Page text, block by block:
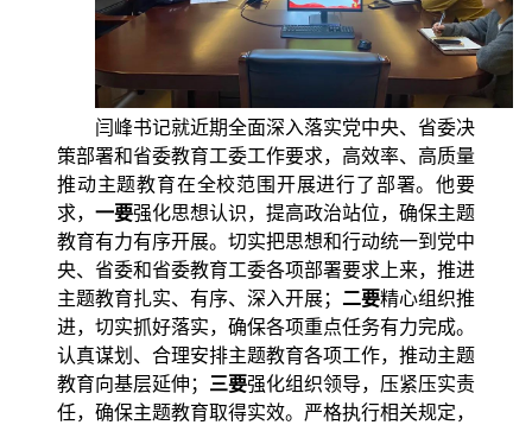
闫峰书记就近期全面深入落实党中央、省委决
策部署和省委教育工委工作要求，高效率、高质量
推动主题教育在全校范围开展进行了部署。他要
求， 一要强化思想认识，提高政治站位，确保主题
教育有力有序开展。切实把思想和行动统一到党中
央、省委和省委教育工委各项部署要求上来，推进
主题教育扎实、有序、深入开展； 二要精心组织推
进，切实抓好落实，确保各项重点任务有力完成。
认真谋划、合理安排主题教育各项工作，推动主题
教育向基层延伸； 三要强化组织领导，压紧压实责
任，确保主题教育取得实效。严格执行相关规定，